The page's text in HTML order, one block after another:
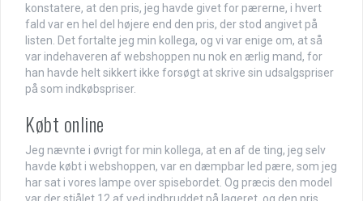
konstatere, at den pris, jeg havde givet for pærerne, i hvert
fald var en hel del højere end den pris, der stod angivet på
listen. Det fortalte jeg min kollega, og vi var enige om, at så
var indehaveren af webshoppen nu nok en ærlig mand, for
han havde helt sikkert ikke forsøgt at skrive sin udsalgspriser
på som indkøbspriser.
Købt online
Jeg nævnte i øvrigt for min kollega, at en af de ting, jeg selv
havde købt i webshoppen, var en dæmpbar led pære, som jeg
har sat i vores lampe over spisebordet. Og præcis den model